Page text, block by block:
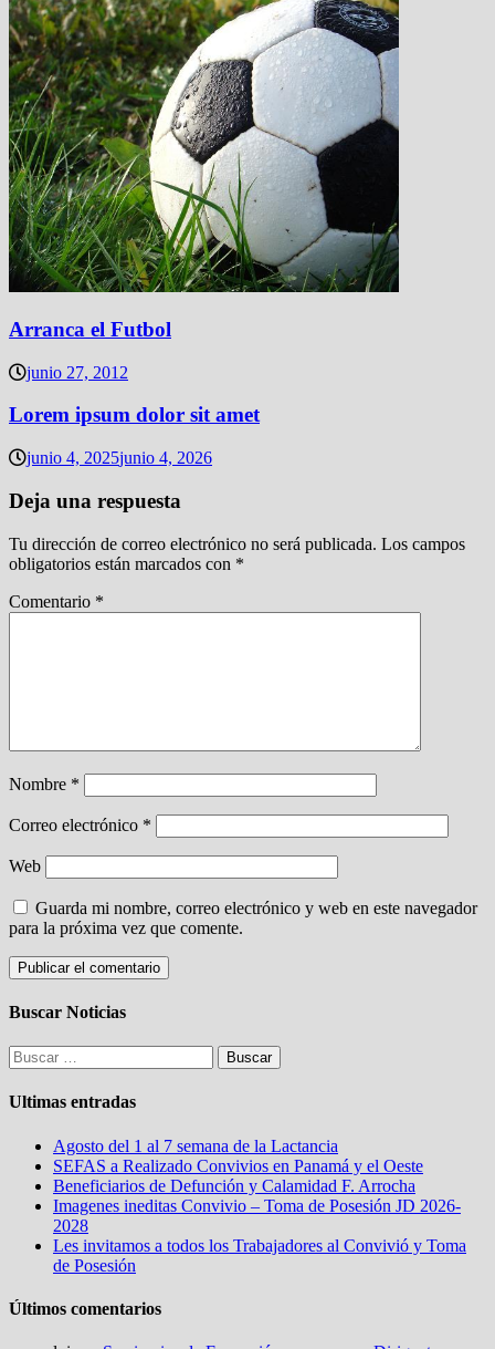
Arranca el Futbol
junio 27, 2012
Lorem ipsum dolor sit amet
junio 4, 2025junio 4, 2026
Deja una respuesta
Tu dirección de correo electrónico no será publicada. Los campos
obligatorios están marcados con *
Comentario *
Nombre *
Correo electrónico *
Web
Guarda mi nombre, correo electrónico y web en este navegador
para la próxima vez que comente.
Buscar Noticias
Buscar:
Ultimas entradas
Agosto del 1 al 7 semana de la Lactancia
SEFAS a Realizado Convivios en Panamá y el Oeste
Beneficiarios de Defunción y Calamidad F. Arrocha
Imagenes ineditas Convivio – Toma de Posesión JD 2026-
2028
Les invitamos a todos los Trabajadores al Convivió y Toma
de Posesión
Últimos comentarios